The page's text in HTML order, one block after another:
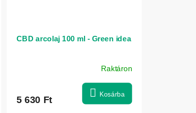
CBD arcolaj 100 ml - Green idea
Raktáron
5 630 Ft Kosárba